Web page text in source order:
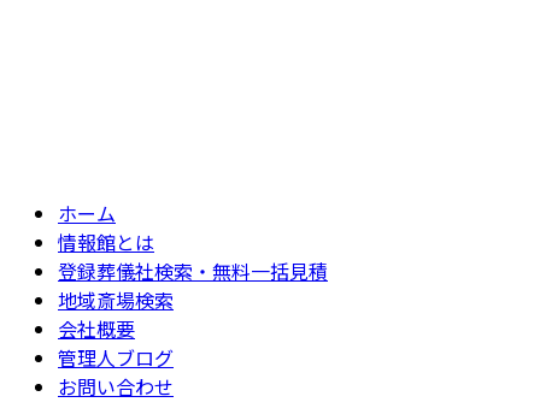
ホーム
情報館とは
登録葬儀社検索・無料一括見積
地域斎場検索
会社概要
管理人ブログ
お問い合わせ